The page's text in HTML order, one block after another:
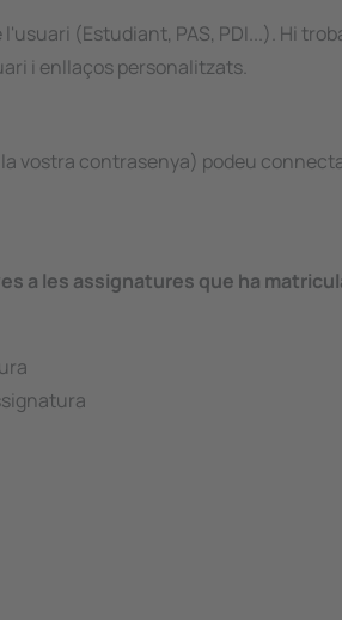
(Estudiant, PAS, PDI...). Hi
i enllaços personalitzats.
vostra contrasenya) podeu
a les assignatures que ha